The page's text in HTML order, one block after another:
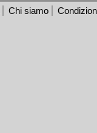
Chi siamo